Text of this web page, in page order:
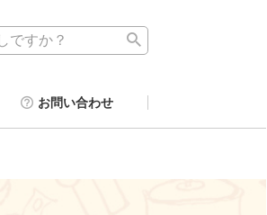
お問い合わせ